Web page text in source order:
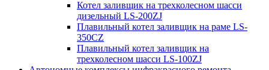
Котел заливщик на трехколесном шасси
дизельный LS-200ZJ
Плавильный котел заливщик на раме LS-
350CZ
Плавильный котел заливщик на
трехколесном шасси LS-100ZJ